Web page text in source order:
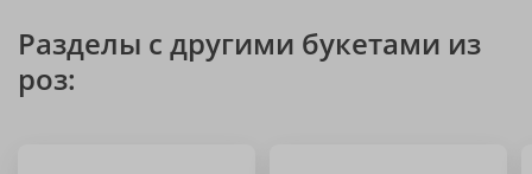
Разделы с другими букетами из
роз: